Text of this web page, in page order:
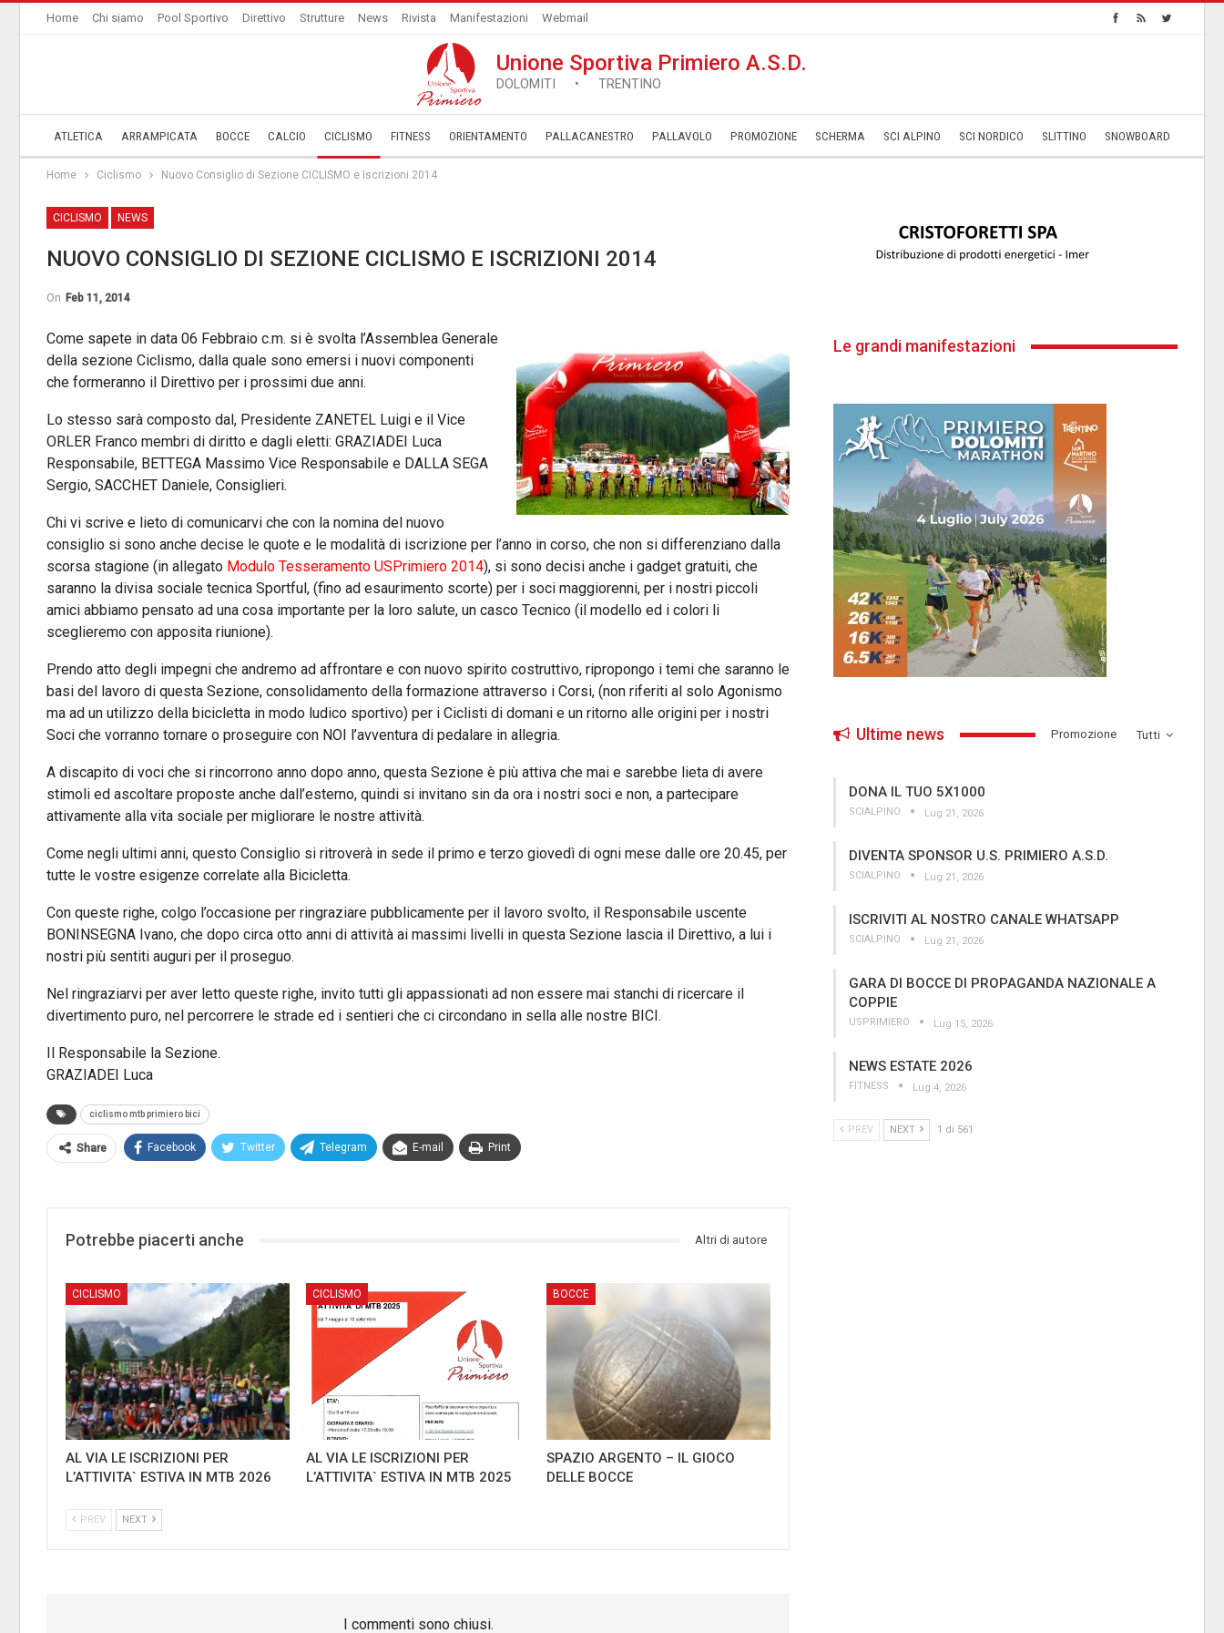
Home Chi siamo Pool Sportivo Direttivo Strutture News Rivista Manifestazioni Webmail
Unione Sportiva Primiero A.S.D.
DOLOMITI • TRENTINO
ATLETICA ARRAMPICATA BOCCE CALCIO CICLISMO FITNESS ORIENTAMENTO PALLACANESTRO PALLAVOLO ­PROMOZIONE SCHERMA SCI ALPINO SCI NORDICO SLITTINO SNOWBOARD
Home Ciclismo Nuovo Consiglio di Sezione CICLISMO e Iscrizioni 2014
CICLISMO NEWS
NUOVO CONSIGLIO DI SEZIONE CICLISMO E ISCRIZIONI 2014
On Feb 11, 2014
Come sapete in data 06 Febbraio c.m. si è svolta l’Assemblea Generale
della sezione Ciclismo, dalla quale sono emersi i nuovi componenti
che formeranno il Direttivo per i prossimi due anni.
Lo stesso sarà composto dal, Presidente ZANETEL Luigi e il Vice
ORLER Franco membri di diritto e dagli eletti: GRAZIADEI Luca
Responsabile, BETTEGA Massimo Vice Responsabile e DALLA SEGA
Sergio, SACCHET Daniele, Consiglieri.
Chi vi scrive e lieto di comunicarvi che con la nomina del nuovo
consiglio si sono anche decise le quote e le modalità di iscrizione per l’anno in corso, che non si differenziano dalla
scorsa stagione (in allegato Modulo Tesseramento USPrimiero 2014), si sono decisi anche i gadget gratuiti, che
saranno la divisa sociale tecnica Sportful, (fino ad esaurimento scorte) per i soci maggiorenni, per i nostri piccoli
amici abbiamo pensato ad una cosa importante per la loro salute, un casco Tecnico (il modello ed i colori li
sceglieremo con apposita riunione).
Prendo atto degli impegni che andremo ad affrontare e con nuovo spirito costruttivo, ripropongo i temi che saranno le
basi del lavoro di questa Sezione, consolidamento della formazione attraverso i Corsi, (non riferiti al solo Agonismo
ma ad un utilizzo della bicicletta in modo ludico sportivo) per i Ciclisti di domani e un ritorno alle origini per i nostri
Soci che vorranno tornare o proseguire con NOI l’avventura di pedalare in allegria.
A discapito di voci che si rincorrono anno dopo anno, questa Sezione è più attiva che mai e sarebbe lieta di avere
stimoli ed ascoltare proposte anche dall’esterno, quindi si invitano sin da ora i nostri soci e non, a partecipare
attivamente alla vita sociale per migliorare le nostre attività.
Come negli ultimi anni, questo Consiglio si ritroverà in sede il primo e terzo giovedì di ogni mese dalle ore 20.45, per
tutte le vostre esigenze correlate alla Bicicletta.
Con queste righe, colgo l’occasione per ringraziare pubblicamente per il lavoro svolto, il Responsabile uscente
BONINSEGNA Ivano, che dopo circa otto anni di attività ai massimi livelli in questa Sezione lascia il Direttivo, a lui i
nostri più sentiti auguri per il proseguo.
Nel ringraziarvi per aver letto queste righe, invito tutti gli appassionati ad non essere mai stanchi di ricercare il
divertimento puro, nel percorrere le strade ed i sentieri che ci circondano in sella alle nostre BICI.
Il Responsabile la Sezione.
GRAZIADEI Luca
ciclismo mtb primiero bici
Share Facebook Twitter Telegram E-mail Print
Potrebbe piacerti anche Altri di autore
CICLISMO
AL VIA LE ISCRIZIONI PER
L’ATTIVITA` ESTIVA IN MTB 2026
CICLISMO
AL VIA LE ISCRIZIONI PER
L’ATTIVITA` ESTIVA IN MTB 2025
BOCCE
SPAZIO ARGENTO – IL GIOCO
DELLE BOCCE
PREV NEXT
I commenti sono chiusi.
Le grandi manifestazioni
Tutti
Ultime news ­Promozione
DONA IL TUO 5X1000
SCIALPINO Lug 21, 2026
DIVENTA SPONSOR U.S. PRIMIERO A.S.D.
SCIALPINO Lug 21, 2026
ISCRIVITI AL NOSTRO CANALE WHATSAPP
SCIALPINO Lug 21, 2026
GARA DI BOCCE DI PROPAGANDA NAZIONALE A
COPPIE
USPRIMIERO Lug 15, 2026
NEWS ESTATE 2026
FITNESS Lug 4, 2026
PREV NEXT 1 di 561